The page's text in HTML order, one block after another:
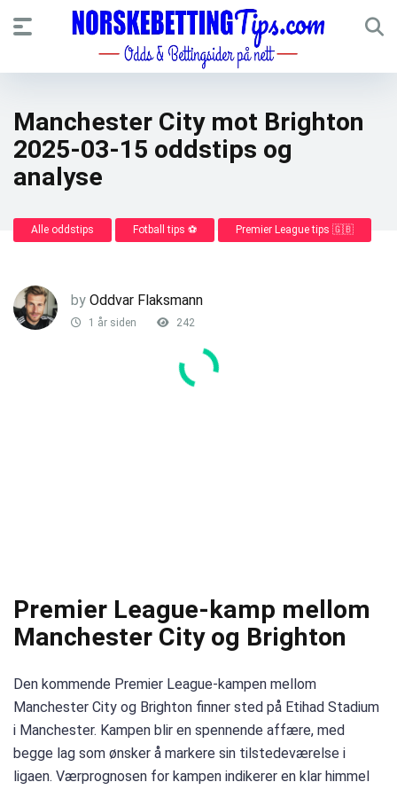
Manchester City mot Brighton
2025-03-15 oddstips og
analyse
Alle oddstips Fotball tips ⚽ Premier League tips 🇬🇧
by Oddvar Flaksmann
1 år siden 242
Premier League-kamp mellom
Manchester City og Brighton
Den kommende Premier League-kampen mellom
Manchester City og Brighton finner sted på Etihad Stadium
i Manchester. Kampen blir en spennende affære, med
begge lag som ønsker å markere sin tilstedeværelse i
ligaen. Værprognosen for kampen indikerer en klar himmel